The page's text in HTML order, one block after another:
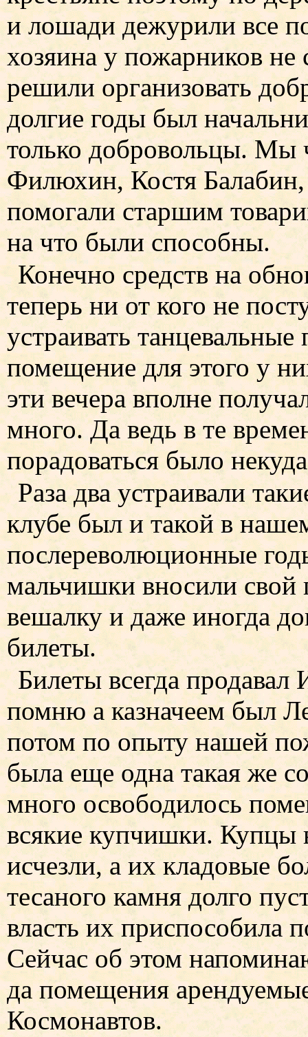
и лошади дежурили все
хозяина у пожарников не
решили организовать
долгие годы был
только добровольцы. Мы
Филюхин, Костя
помогали старшим
на что были способны.
Конечно средств на
теперь ни от кого не
устраивать танцевальные
помещение для этого у
эти вечера вполне
много. Да ведь в те
порадоваться было
Раза два устраивали
клубе был и такой в
послереволюционные
мальчишки вносили свой
вешалку и даже иногда
билеты.
Билеты всегда
помню а казначеем был
потом по опыту нашей
была еще одна такая же
много освободилось
всякие купчишки. Купцы
исчезли, а их кладовые
тесаного камня долго
власть их приспособила
Сейчас об этом
да помещения
Космонавтов.